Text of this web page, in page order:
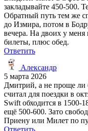
закладывайте 450-500.
Обратный путь тем же
до Измира, потом в
вечера. На двоих у
билеты, плюс обед.
Ответить
Александр
5 марта 2026
Дмитрий, а не проще ли
считал для поездки в
Swift обходится в 1500-
ещё 500-600. Зато
Приену или Милет по
Ответить